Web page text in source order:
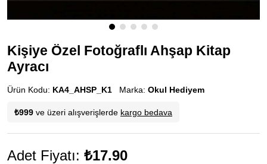
Kişiye Özel Fotoğraflı Ahşap Kitap
Ayracı
Ürün Kodu: KA4_AHSP_K1 Marka: Okul Hediyem
₺999 ve üzeri alışverişlerde kargo bedava
Adet Fiyatı: ₺17.90